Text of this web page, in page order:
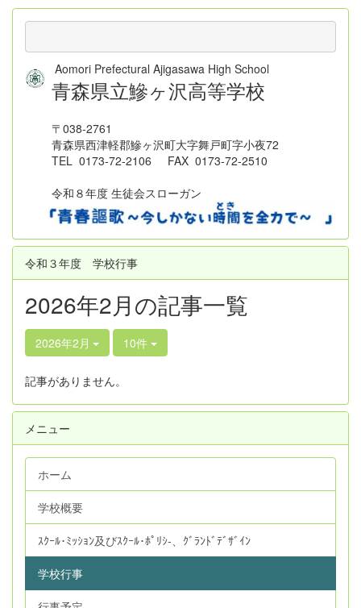
Aomori Prefectural Ajigasawa High School
青森県立鰺ヶ沢高等学校
〒038-2761
青森県西津軽郡鰺ヶ沢町大字舞戸町字小夜72
TEL 0173-72-2106 FAX 0173-72-2510
令和８年度 生徒会スローガン
令和３年度 学校行事
2026年2月の記事一覧
2026年2月 10件
記事がありません。
メニュー
ホーム
学校概要
ｽｸｰﾙ･ﾐｯｼｮﾝ及びｽｸｰﾙ･ﾎﾟﾘｼ‐、ｸﾞﾗﾝﾄﾞﾃﾞｻﾞｲﾝ
学校行事